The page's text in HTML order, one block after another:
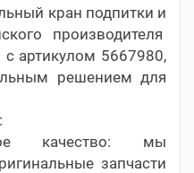
кран подпитки и
производителя
с артикулом 5667980,
решением для
качество: мы
запчасти